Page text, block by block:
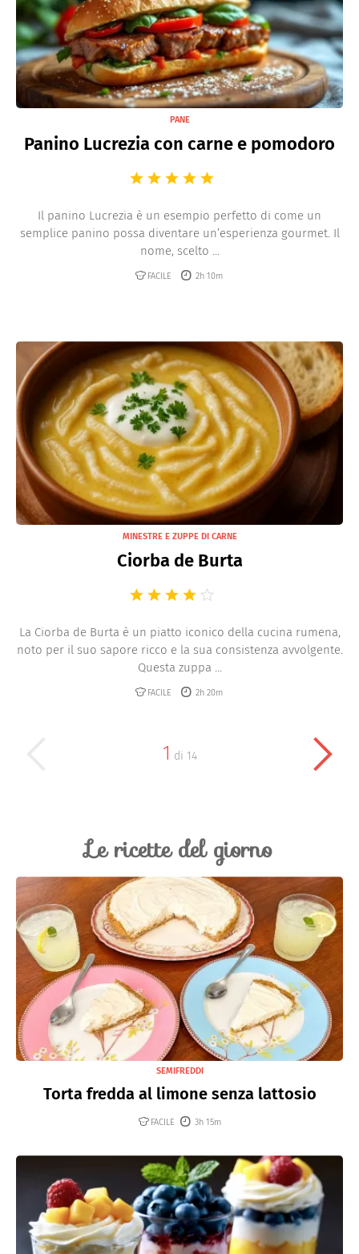
PANE
Panino Lucrezia con carne e pomodoro
Il panino Lucrezia è un esempio perfetto di come un
semplice panino possa diventare un’esperienza gourmet. Il
nome, scelto ...
FACILE 2h 10m
MINESTRE E ZUPPE DI CARNE
Ciorba de Burta
La Ciorba de Burta è un piatto iconico della cucina rumena,
noto per il suo sapore ricco e la sua consistenza avvolgente.
Questa zuppa ...
FACILE 2h 20m
1 di 14
Le ricette del giorno
SEMIFREDDI
Torta fredda al limone senza lattosio
FACILE 3h 15m